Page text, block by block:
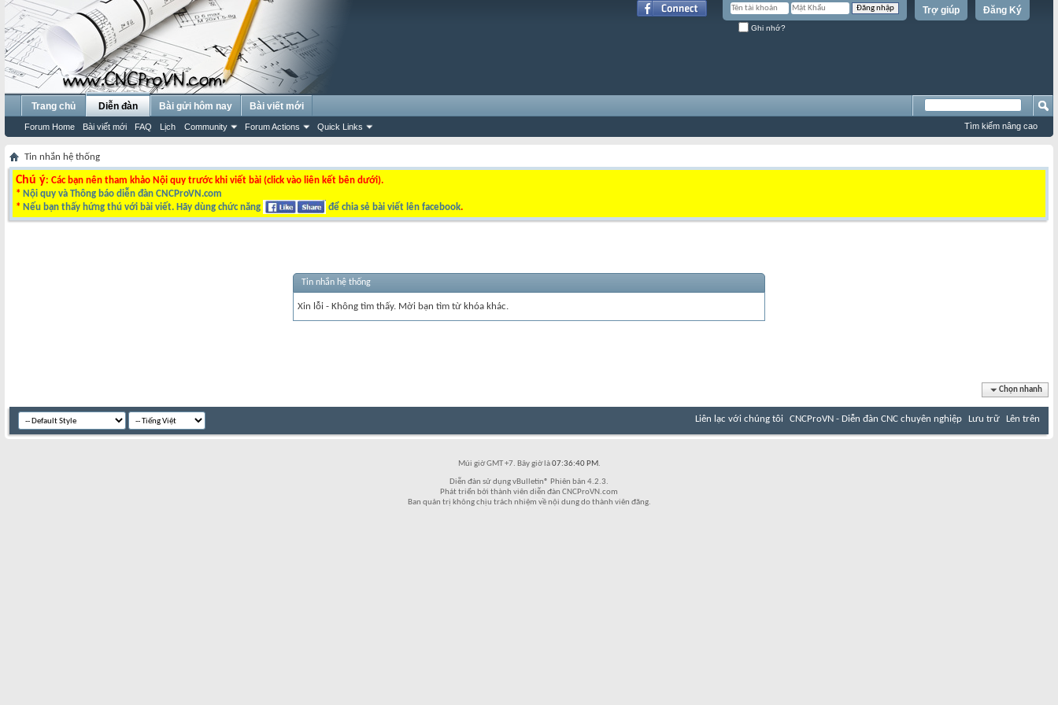
Đăng Ký
Trợ giúp
Ghi nhớ?
Trang chủ Diễn đàn
Forum Home Bài viết mới FAQ Lịch Community Forum Actions Quick Links
Bài gửi hôm nay Bài viết mới
Tìm kiếm nâng cao
Tin nhắn hệ thống
Chú ý: Các bạn nên tham khảo Nội quy trước khi viết bài (click vào liên kết bên dưới).
* Nội quy và Thông báo diễn đàn CNCProVN.com
* Nếu bạn thấy hứng thú với bài viết. Hãy dùng chức năng để chia sẻ bài viết lên facebook.
Tin nhắn hệ thống
Xin lỗi - Không tìm thấy. Mời bạn tìm từ khóa khác.
Chọn nhanh
Liên lạc với chúng tôi CNCProVN - Diễn đàn CNC chuyên nghiệp Lưu trữ Lên trên
Múi giờ GMT +7. Bây giờ là07:36:40 PM.
Diễn đàn sử dụng vBulletin® Phiên bản 4.2.3.
Phát triển bởi thành viên diễn đàn CNCProVN.com
Ban quản trị không chịu trách nhiệm về nội dung do thành viên đăng.